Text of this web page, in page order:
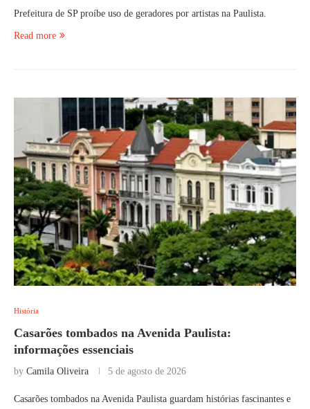
Prefeitura de SP proíbe uso de geradores por artistas na Paulista.
Read more
História
Casarões tombados na Avenida Paulista:
informações essenciais
by Camila Oliveira 5 de agosto de 2026
Casarões tombados na Avenida Paulista guardam histórias fascinantes e